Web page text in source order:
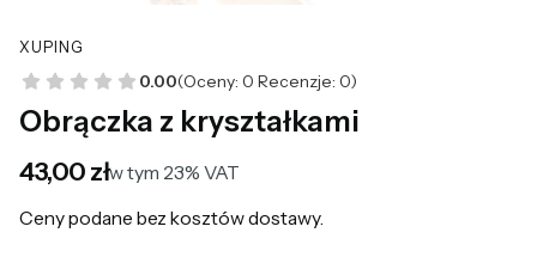
XUPING
0.00(Oceny: 0 Recenzje: 0)
Obrączka z kryształkami
Cena
43,00 złw tym 23% VAT
w tym 23% VAT
Ceny podane bez kosztów dostawy.